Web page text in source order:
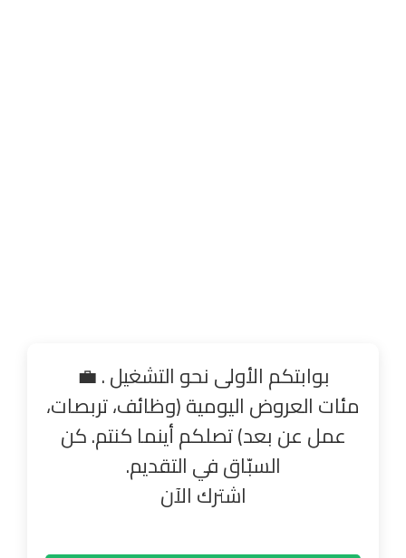
بوابتكم الأولى نحو التشغيل . 💼
مئات العروض اليومية (وظائف، تربصات،
عمل عن بعد) تصلكم أينما كنتم. كن
السبّاق في التقديم.
اشترك الآن